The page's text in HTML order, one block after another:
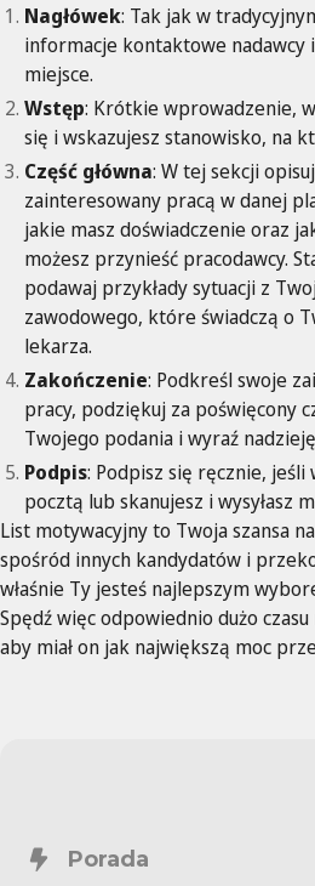
Nagłówek: Tak jak w
informacje kontaktowe nadawcy
miejsce.
Wstęp: Krótkie wprowadzenie,
się i wskazujesz stanowisko, na
Część główna: W tej sekcji
zainteresowany pracą w danej
jakie masz doświadczenie oraz
możesz przynieść pracodawcy.
podawaj przykłady sytuacji z
zawodowego, które świadczą o
lekarza.
Zakończenie: Podkreśl swoje
pracy, podziękuj za poświęcony
Twojego podania i wyraź
Podpis: Podpisz się ręcznie, jeśli
pocztą lub skanujesz i wysyłasz
List motywacyjny to Twoja szansa
spośród innych kandydatów i
właśnie Ty jesteś najlepszym
Spędź więc odpowiednio dużo
aby miał on jak największą moc
Porada